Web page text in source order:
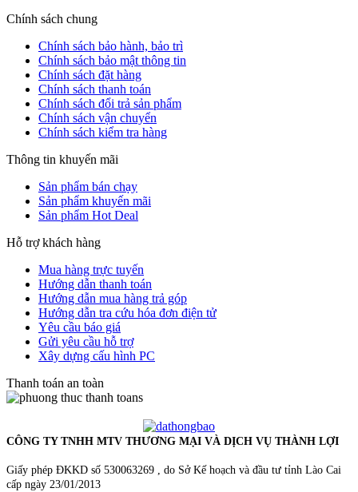
Chính sách chung
Chính sách bảo hành, bảo trì
Chính sách bảo mật thông tin
Chính sách đặt hàng
Chính sách thanh toán
Chính sách đổi trả sản phẩm
Chính sách vận chuyển
Chính sách kiểm tra hàng
Thông tin khuyến mãi
Sản phẩm bán chạy
Sản phẩm khuyến mãi
Sản phẩm Hot Deal
Hỗ trợ khách hàng
Mua hàng trực tuyến
Hướng dẫn thanh toán
Hướng dẫn mua hàng trả góp
Hướng dẫn tra cứu hóa đơn điện tử
Yêu cầu báo giá
Gửi yêu cầu hỗ trợ
Xây dựng cấu hình PC
Thanh toán an toàn
CÔNG TY TNHH MTV THƯƠNG MẠI VÀ DỊCH VỤ THÀNH LỢI
Giấy phép ĐKKD số 530063269 , do Sở Kế hoạch và đầu tư tỉnh Lào Cai
cấp ngày 23/01/2013